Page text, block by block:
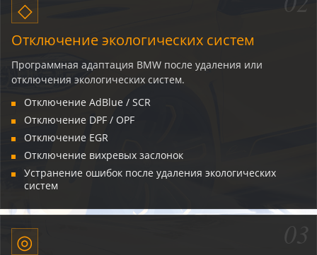
◇
Отключение экологических систем
Программная адаптация BMW после удаления или
отключения экологических систем.
Отключение AdBlue / SCR
Отключение DPF / OPF
Отключение EGR
Отключение вихревых заслонок
Устранение ошибок после удаления экологических
систем
◎